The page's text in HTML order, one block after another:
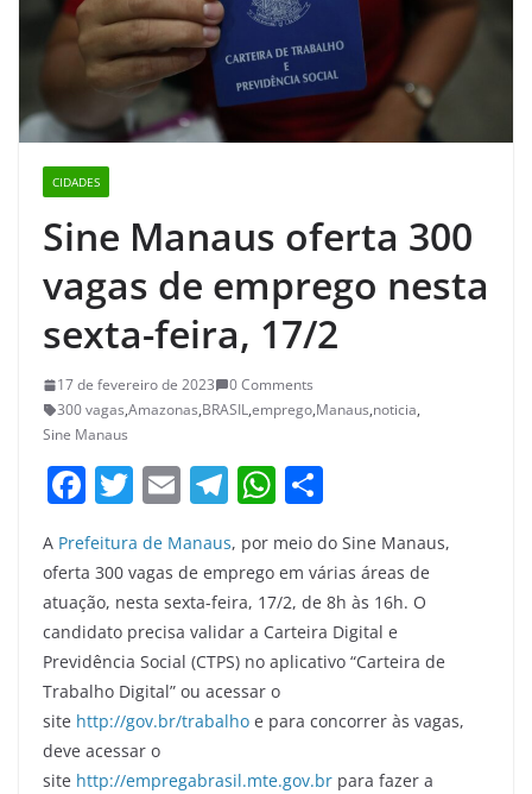
CIDADES
Sine Manaus oferta 300
vagas de emprego nesta
sexta-feira, 17/2
17 de fevereiro de 2023
0 Comments
300 vagas,Amazonas,BRASIL,emprego,Manaus,noticia,
Sine Manaus
F
a
c
e
b
o
o
k
T
w
itt
er
E
ai
l
T
e
gr
a
m
W
at
s
A
p
p
h
ar
e
A Prefeitura de Manaus, por meio do Sine Manaus,
oferta 300 vagas de emprego em várias áreas de
atuação, nesta sexta-feira, 17/2, de 8h às 16h. O
candidato precisa validar a Carteira Digital e
Previdência Social (CTPS) no aplicativo “Carteira de
Trabalho Digital” ou acessar o
site http://gov.br/trabalho e para concorrer às vagas,
deve acessar o
site http://empregabrasil.mte.gov.br para fazer a